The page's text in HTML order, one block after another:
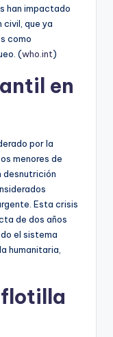
han impactado
civil, que ya
como
(who.int)
en
por la
menores de
desnutrición
Esta crisis
de dos años
el sistema
humanitaria,